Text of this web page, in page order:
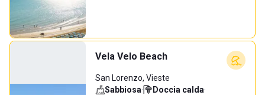
Vela Velo Beach
San Lorenzo, Vieste
Sabbiosa· Doccia calda·